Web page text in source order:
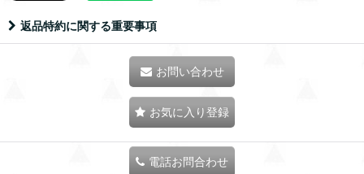
返品特約に関する重要事項
お問い合わせ
お気に入り登録
電話お問合わせ